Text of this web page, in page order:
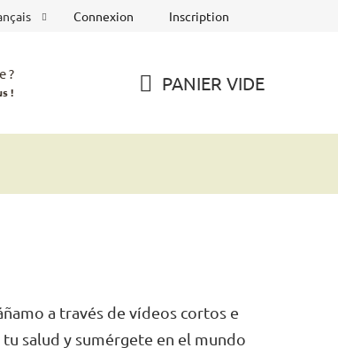
Connexion Inscription
?
! PANIER VIDE
a través de vídeos cortos e
salud y sumérgete en el mundo